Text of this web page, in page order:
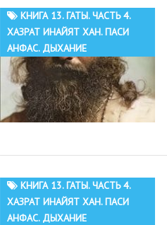
КНИГА 13. ГАТЫ. ЧАСТЬ 4.
ХАЗРАТ ИНАЙЯТ ХАН. ПАСИ
АНФАС. ДЫХАНИЕ
КНИГА 13. ГАТЫ. ЧАСТЬ 4.
ХАЗРАТ ИНАЙЯТ ХАН. ПАСИ
АНФАС. ДЫХАНИЕ